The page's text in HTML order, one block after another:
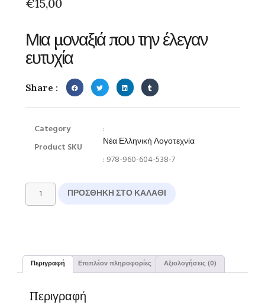
€15,00
Μια μοναξιά που την έλεγαν
ευτυχία
Share :
Category
Product SKU
:
Νέα Ελληνική Λογοτεχνία
: 978-960-604-538-7
ΠΡΟΣΘΉΚΗ ΣΤΟ ΚΑΛΆΘΙ
Περιγραφή Επιπλέον πληροφορίες Αξιολογήσεις (0)
Περιγραφή